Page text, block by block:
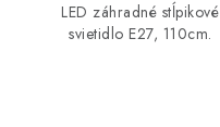
LED záhradné stĺpikové
svietidlo E27, 110cm.